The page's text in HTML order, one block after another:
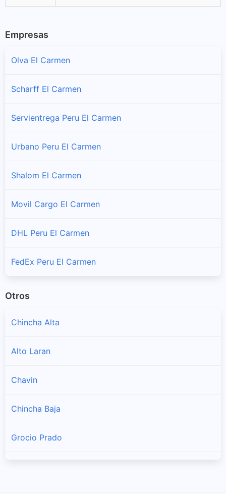
Empresas
Olva El Carmen
Scharff El Carmen
Servientrega Peru El Carmen
Urbano Peru El Carmen
Shalom El Carmen
Movil Cargo El Carmen
DHL Peru El Carmen
FedEx Peru El Carmen
Otros
Chincha Alta
Alto Laran
Chavin
Chincha Baja
Grocio Prado